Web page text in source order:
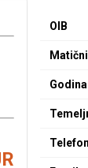
OIB
Telefon